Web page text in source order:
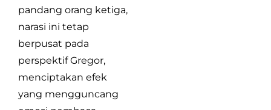
pandang orang ketiga,
narasi ini tetap
berpusat pada
perspektif Gregor,
menciptakan efek
yang mengguncang